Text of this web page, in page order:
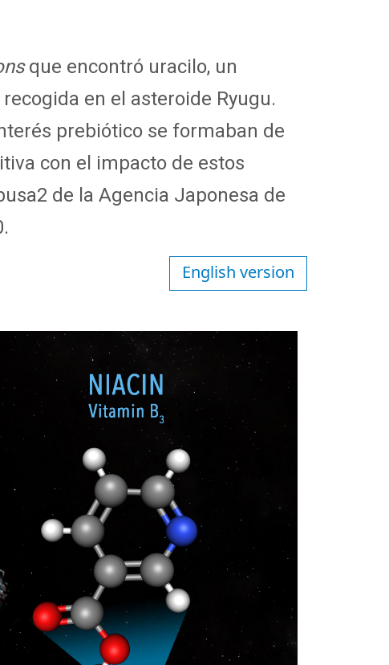
que encontró uracilo, un
en el asteroide Ryugu.
prebiótico se formaban de
con el impacto de estos
de la Agencia Japonesa de
English version